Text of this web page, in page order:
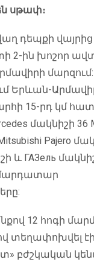
սթափ։
դեպքի վայրից
2-ին խոշոր
Երևան-
15-րդ կմ
մակնիշի 36
Pajero
և ГАЗель
12 հոգի
տեղափոխվել
բժշկական